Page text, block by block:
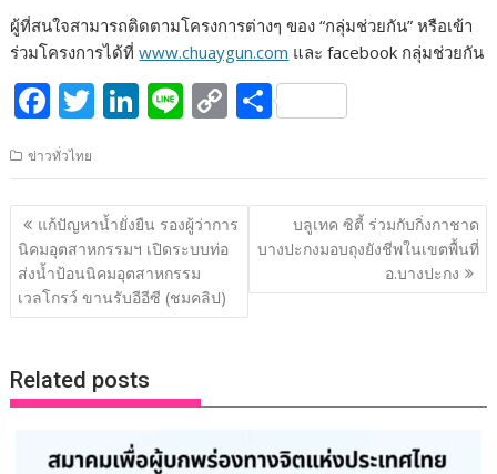
ผู้ที่สนใจสามารถติดตามโครงการต่างๆ ของ “กลุ่มช่วยกัน” หรือเข้า
ร่วมโครงการได้ที่www.chuaygun.com และ facebook กลุ่มช่วยกัน
F
ac
e
b
o
o
k
T
itt
er
Li
k
e
dI
n
Li
e
C
p
y
Li
k
S
ar
e
ข่าวทั่วไทย
แนะแนว
เรื่อง
แก้ปัญหาน้ำยั่งยืน รองผู้ว่าการ
นิคมอุตสาหกรรมฯ เปิดระบบท่อ
ส่งน้ำป้อนนิคมอุตสาหกรรม
เวลโกรว์ ขานรับอีอีซี (ชมคลิป)
บลูเทค ซิตี้ ร่วมกับกิ่งกาชาด
บางปะกงมอบถุงยังชีพในเขตพื้นที่
อ.บางปะกง
Related posts